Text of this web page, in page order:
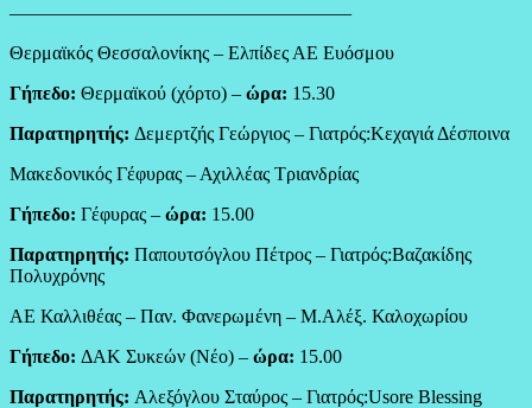
——————————————————
Θερμαϊκός Θεσσαλονίκης – Ελπίδες ΑΕ Ευόσμου
Γήπεδο: Θερμαϊκού (χόρτο) – ώρα: 15.30
Παρατηρητής: Δεμερτζής Γεώργιος – Γιατρός:Κεχαγιά Δέσποινα
Μακεδονικός Γέφυρας – Αχιλλέας Τριανδρίας
Γήπεδο: Γέφυρας – ώρα: 15.00
Παρατηρητής: Παπουτσόγλου Πέτρος – Γιατρός:Βαζακίδης
Πολυχρόνης
ΑΕ Καλλιθέας – Παν. Φανερωμένη – Μ.Αλέξ. Καλοχωρίου
Γήπεδο: ΔΑΚ Συκεών (Νέο) – ώρα: 15.00
Παρατηρητής: Αλεξόγλου Σταύρος – Γιατρός:Usore Blessing